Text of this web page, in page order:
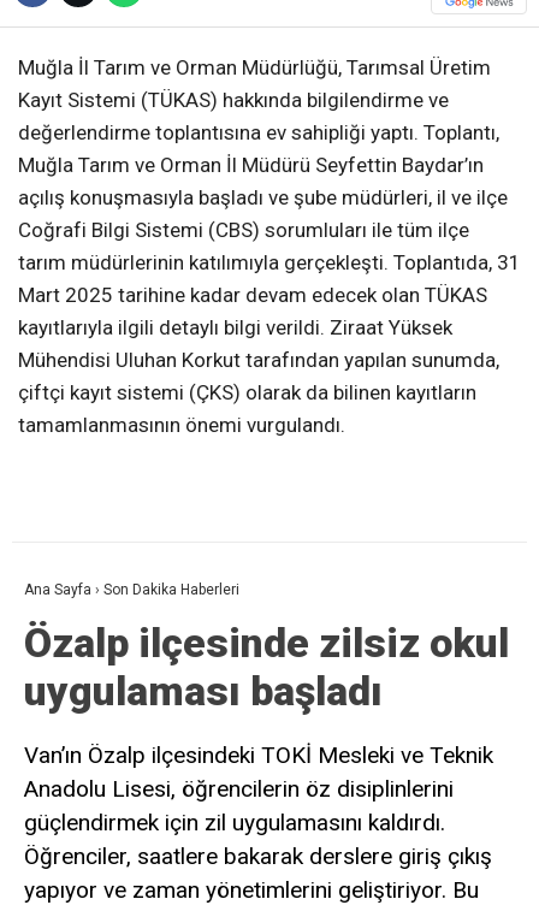
Muğla İl Tarım ve Orman Müdürlüğü, Tarımsal Üretim
Kayıt Sistemi (TÜKAS) hakkında bilgilendirme ve
değerlendirme toplantısına ev sahipliği yaptı. Toplantı,
Muğla Tarım ve Orman İl Müdürü Seyfettin Baydar’ın
açılış konuşmasıyla başladı ve şube müdürleri, il ve ilçe
Coğrafi Bilgi Sistemi (CBS) sorumluları ile tüm ilçe
tarım müdürlerinin katılımıyla gerçekleşti. Toplantıda, 31
Mart 2025 tarihine kadar devam edecek olan TÜKAS
kayıtlarıyla ilgili detaylı bilgi verildi. Ziraat Yüksek
Mühendisi Uluhan Korkut tarafından yapılan sunumda,
çiftçi kayıt sistemi (ÇKS) olarak da bilinen kayıtların
tamamlanmasının önemi vurgulandı.
Ana Sayfa › Son Dakika Haberleri
Özalp ilçesinde zilsiz okul
uygulaması başladı
Van’ın Özalp ilçesindeki TOKİ Mesleki ve Teknik
Anadolu Lisesi, öğrencilerin öz disiplinlerini
güçlendirmek için zil uygulamasını kaldırdı.
Öğrenciler, saatlere bakarak derslere giriş çıkış
yapıyor ve zaman yönetimlerini geliştiriyor. Bu